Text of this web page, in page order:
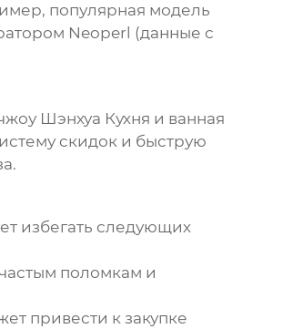
популярная модель
Neoperl (данные с
Шэнхуа Кухня и ванная
скидок и быструю
избегать следующих
поломкам и
привести к закупке